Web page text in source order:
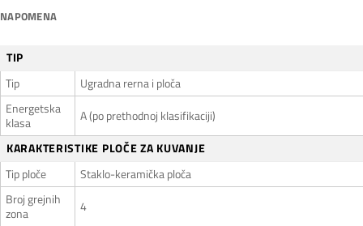
NAPOMENA
TIP
Tip
Ugradna rerna i ploča
Energetska
klasa
A (po prethodnoj klasifikaciji)
KARAKTERISTIKE PLOČE ZA KUVANJE
Tip ploče
Staklo-keramička ploča
Broj grejnih
zona
4